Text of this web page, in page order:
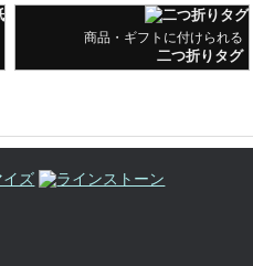
商品・ギフトに付けられる
二つ折りタグ